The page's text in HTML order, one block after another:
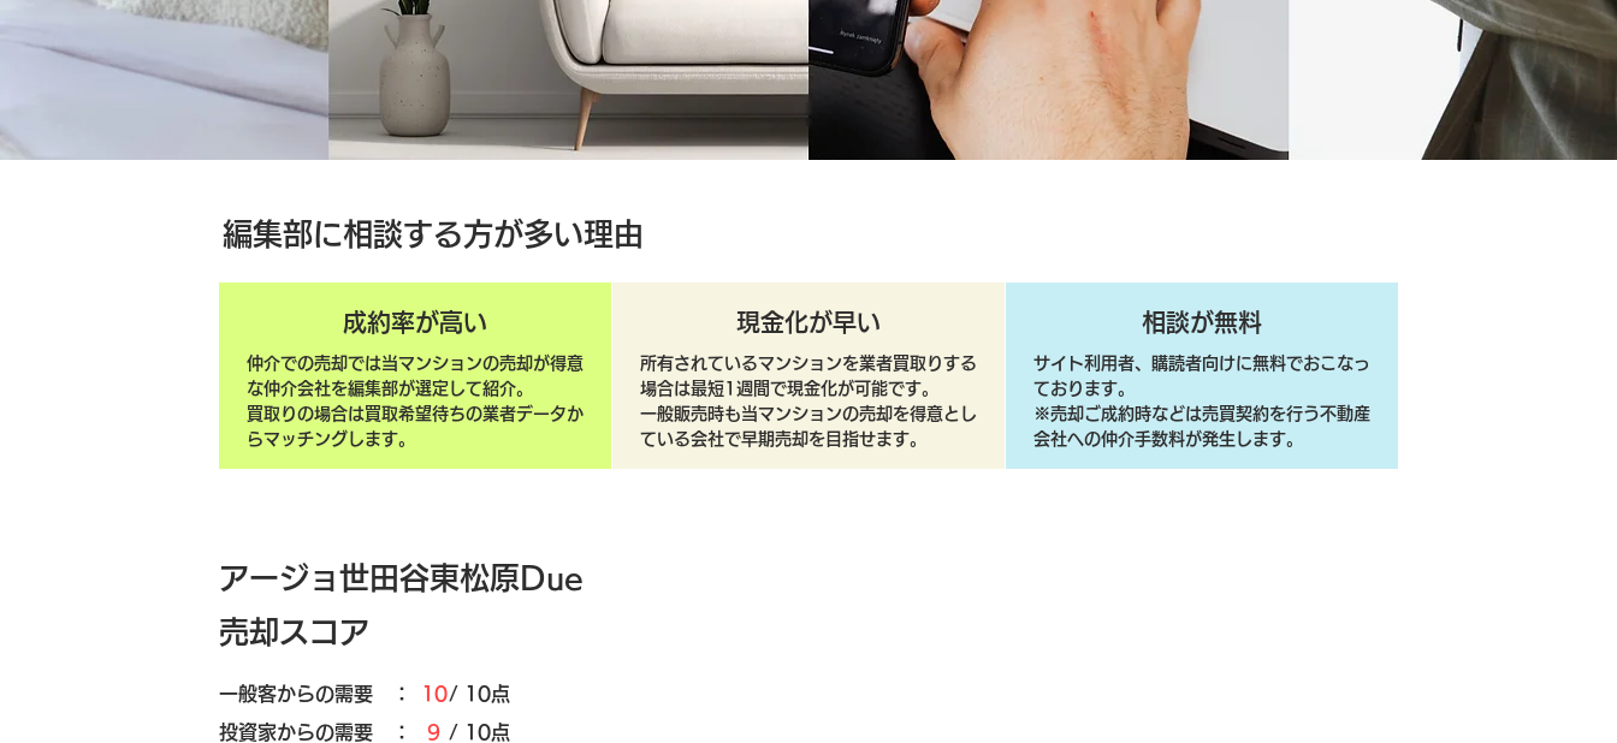
編集部に相談する方が多い理由
成約率が高い
仲介での売却では当マンションの売却が得意
な仲介会社を編集部が選定して紹介。
買取りの場合は買取希望待ちの業者データか
らマッチングします。
現金化が早い
所有されているマンションを業者買取りする
場合は最短1週間で現金化が可能です。
一般販売時も当マンションの売却を得意とし
ている会社で早期売却を目指せます。
相談が無料
サイト利用者、購読者向けに無料でおこなっ
ております。
​※売却ご成約時などは売買契約を行う不動産
会社への仲介手数料が発生します。
アージョ世田谷東松原Due
売却スコア
​一般客からの需要 ： 10/ 10点
​投資家からの需要 ：
9 / 10点